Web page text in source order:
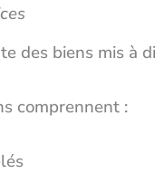
des biens mis à
comprennent :